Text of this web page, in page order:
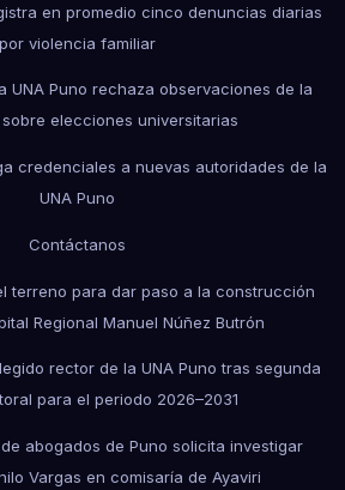
en promedio cinco denuncias diarias
por violencia familiar
UNA Puno rechaza observaciones de la
elecciones universitarias
credenciales a nuevas autoridades de la
UNA Puno
Contáctanos
terreno para dar paso a la construcción
Regional Manuel Núñez Butrón
rector de la UNA Puno tras segunda
para el periodo 2026–2031
abogados de Puno solicita investigar
Vargas en comisaría de Ayaviri